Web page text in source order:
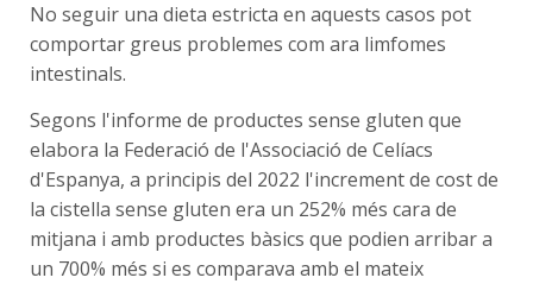
No seguir una dieta estricta en aquests casos pot
comportar greus problemes com ara limfomes
intestinals.
Segons l'informe de productes sense gluten que
elabora la Federació de l'Associació de Celíacs
d'Espanya, a principis del 2022 l'increment de cost de
la cistella sense gluten era un 252% més cara de
mitjana i amb productes bàsics que podien arribar a
un 700% més si es comparava amb el mateix